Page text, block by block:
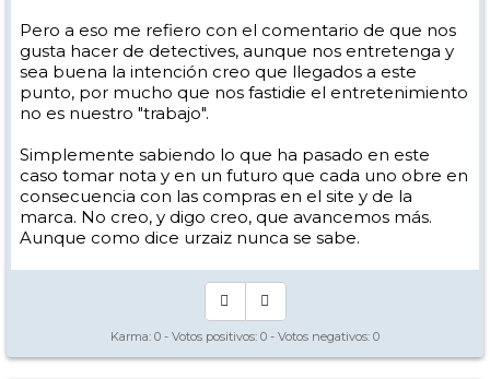
Pero a eso me refiero con el comentario de que nos
gusta hacer de detectives, aunque nos entretenga y
sea buena la intención creo que llegados a este
punto, por mucho que nos fastidie el entretenimiento
no es nuestro "trabajo".
Simplemente sabiendo lo que ha pasado en este
caso tomar nota y en un futuro que cada uno obre en
consecuencia con las compras en el site y de la
marca. No creo, y digo creo, que avancemos más.
Aunque como dice urzaiz nunca se sabe.
Karma: 0 - Votos positivos: 0 - Votos negativos: 0